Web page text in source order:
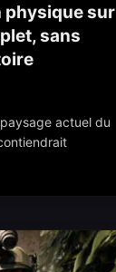
physique sur
sans
actuel du